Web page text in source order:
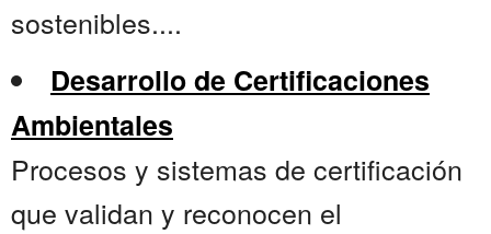
sostenibles....
Desarrollo de Certificaciones
Ambientales
Procesos y sistemas de certificación
que validan y reconocen el